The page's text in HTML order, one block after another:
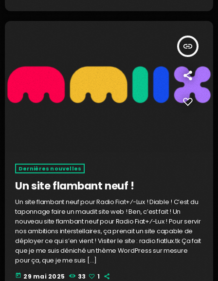
insert_link
Dernières nouvelles
Un site flambant neuf !
Un site flambant neuf pour Radio Fiat+⁄-Lux ! Diable ! C’est du
taponnage faire un maudit site web ! Ben, c’est fait ! Un
nouveau site flambant neuf pour Radio Fiat+⁄-Lux ! Pour servir
nos ambitions interstellaires, ça prenait un site capable de
déployer ce qui s’en vient ! Visiter le site : radio.fiatlux.tk Ça fait
que je me suis déniché un thème WordPress sur mesure
pour ça, que je me suis […]
today 29 mai 2025 33 1